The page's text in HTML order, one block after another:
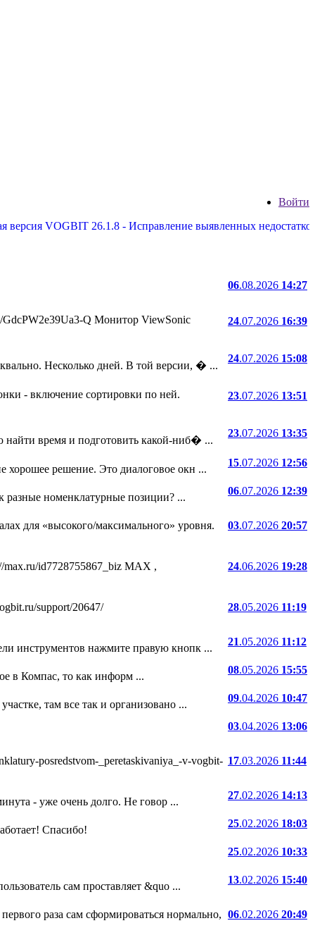
Войти
VOGBIT 26.1.8 - Исправление выявленных недостатков,
06.08.2026 14:27
Q Монитор ViewSonic 24.07.2026 16:39
Несколько дней. В той версии, � ...
24.07.2026 15:08
- включение сортировки по ней. 23.07.2026 13:51
найти время и подготовить какой-ниб� ...
23.07.2026 13:35
хорошее решение. Это диалоговое окн ...
15.07.2026 12:56
разные номенклатурные позиции? ...
06.07.2026 12:39
для «высокого/максимального» уровня. 03.07.2026 20:57
id7728755867_biz MAX , 24.06.2026 19:28
support/20647/ 28.05.2026 11:19
инструментов нажмите правую кнопк ...
21.05.2026 11:12
в Компас, то как информ ...
08.05.2026 15:55
там все так и организовано ...
09.04.2026 10:47
03.04.2026 13:06
posredstvom-_peretaskivaniya_-v-vogbit- 17.03.2026 11:44
- уже очень долго. Не говор ...
27.02.2026 14:13
Спасибо!
25.02.2026 18:03
25.02.2026 10:33
сам проставляет &quo ...
13.02.2026 15:40
раза сам сформироваться нормально, 06.02.2026 20:49